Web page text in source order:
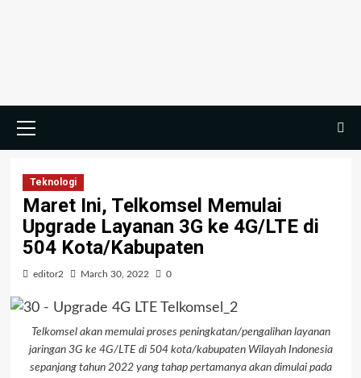
Teknologi
Maret Ini, Telkomsel Memulai
Upgrade Layanan 3G ke 4G/LTE di
504 Kota/Kabupaten
editor2 March 30, 2022 0
Telkomsel akan memulai proses peningkatan/pengalihan layanan
jaringan 3G ke 4G/LTE di 504 kota/kabupaten Wilayah Indonesia
sepanjang tahun 2022 yang tahap pertamanya akan dimulai pada